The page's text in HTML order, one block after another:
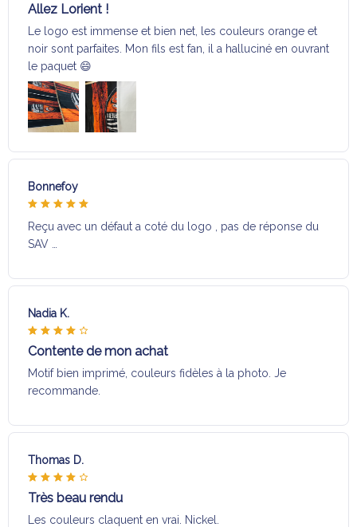
Allez Lorient !
Le logo est immense et bien net, les couleurs orange et
noir sont parfaites. Mon fils est fan, il a halluciné en ouvrant
le paquet 😄
Bonnefoy
Reçu avec un défaut a coté du logo , pas de réponse du
SAV …
Nadia K.
Contente de mon achat
Motif bien imprimé, couleurs fidèles à la photo. Je
recommande.
Thomas D.
Très beau rendu
Les couleurs claquent en vrai. Nickel.